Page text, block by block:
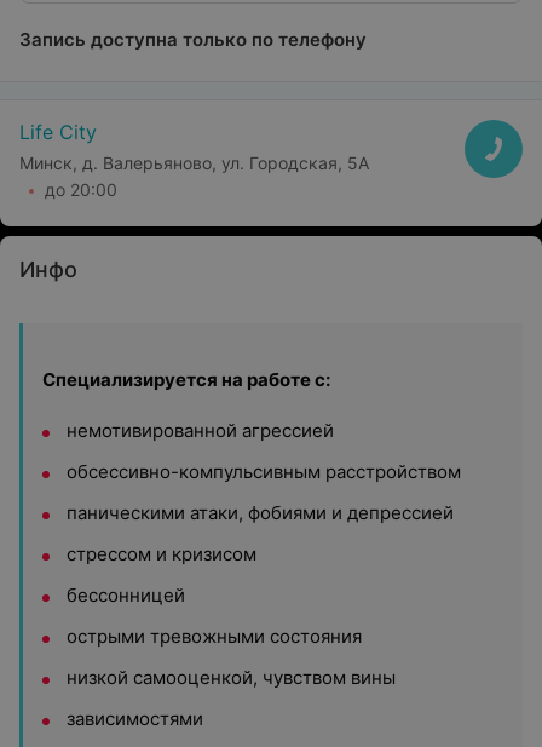
Запись доступна только по телефону
Life City
Минск, д. Валерьяново, ул. Городская, 5А
до 20:00
Инфо
Специализируется на работе с:
немотивированной агрессией
обсессивно-компульсивным расстройством
паническими атаки, фобиями и депрессией
стрессом и кризисом
бессонницей
острыми тревожными состояния
низкой самооценкой, чувством вины
зависимостями